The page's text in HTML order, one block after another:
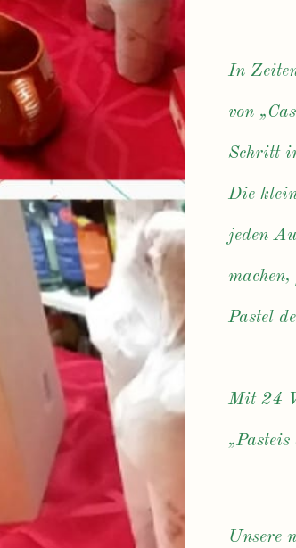
In
von
Schritt
Die
jeden
Pastel
Mit 24
Unsere